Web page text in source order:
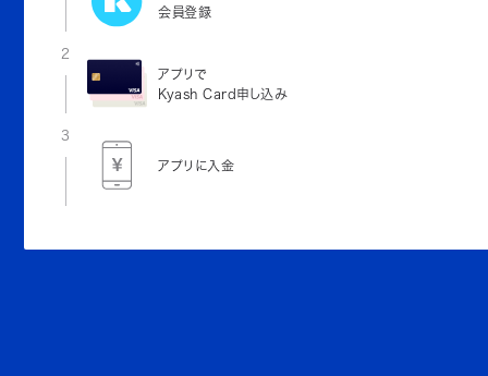
会員登録
2
アプリで
Kyash Card申し込み
3
アプリに入金